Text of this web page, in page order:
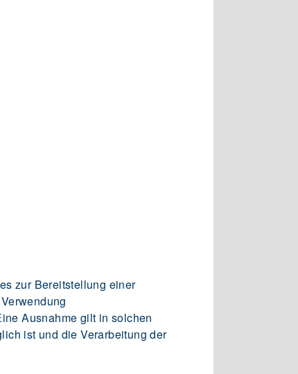
zur Bereitstellung einer
Ausnahme gilt in solchen
ist und die Verarbeitung der